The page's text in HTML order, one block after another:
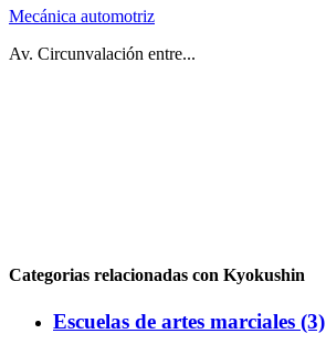
Mecánica automotriz
Av. Circunvalación entre...
Categorias relacionadas con Kyokushin
Escuelas de artes marciales (3)